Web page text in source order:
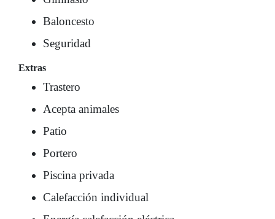
Baloncesto
Seguridad
Extras
Trastero
Acepta animales
Patio
Portero
Piscina privada
Calefacción individual